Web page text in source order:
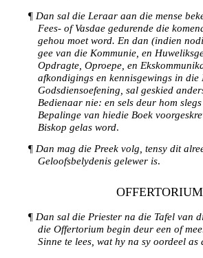
¶ Dan sal die Leraar aan die mense
Fees- of Vasdae gedurende die
gehou moet word. En dan (indien
gee van die Kommunie, en
Opdragte, Oproepe, en
afkondigings en kennisgewings in die
Godsdiensoefening, sal geskied
Bedienaar nie: en sels deur hom
Bepalinge van hiedie Boek
Biskop gelas word.
¶ Dan mag die Preek volg, tensy dit
Geloofsbelydenis gelewer is.
OFFERTORIUM
¶ Dan sal die Priester na die Tafel van
die Offertorium begin deur een of
Sinne te lees, wat hy na sy oordeel as